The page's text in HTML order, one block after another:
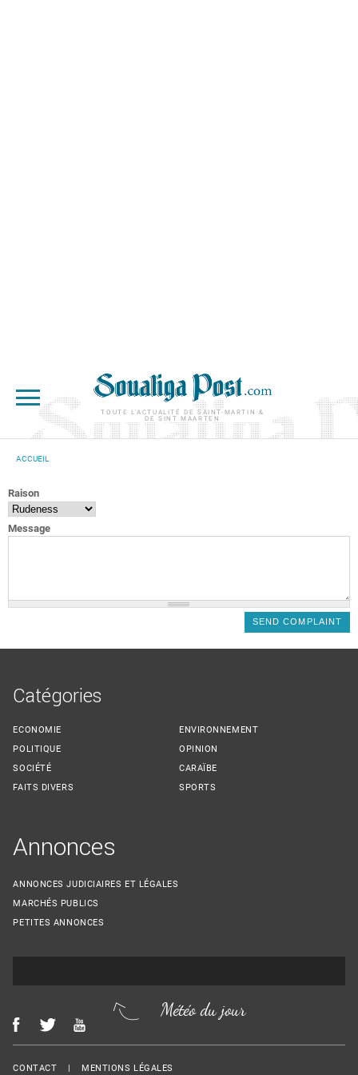
TOUTE L'ACTUALITÉ DE SAINT-MARTIN &
DE SINT MAARTEN
ACCUEIL
Raison
Message
Catégories
ECONOMIE
POLITIQUE
SOCIÉTÉ
FAITS DIVERS
ENVIRONNEMENT
OPINION
CARAÏBE
SPORTS
Annonces
ANNONCES JUDICIAIRES ET LÉGALES
MARCHÉS PUBLICS
PETITES ANNONCES
Météo du jour
Menu Footer
CONTACT MENTIONS LÉGALES